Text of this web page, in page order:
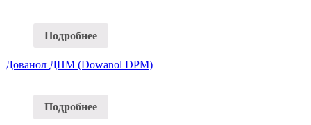
Подробнее
Дованол ДПМ (Dowanol DPM)
Подробнее